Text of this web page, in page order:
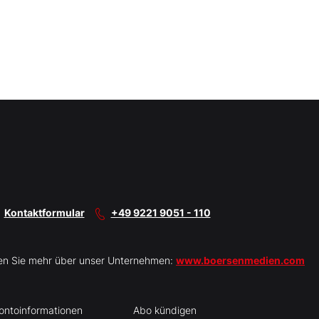
Kontaktformular +49 9221 9051 - 110
Sie mehr über unser Unternehmen: www.boersenmedien.com
Abo kündigen